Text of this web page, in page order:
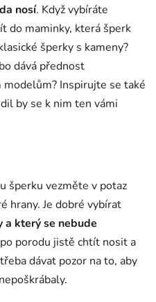
nosí. Když vybíráte
do maminky, která šperk
šperky s kameny?
dává přednost
Inspirujte se také
by se k nim ten vámi
šperku vezměte v potaz
hrany. Je dobré vybírat
a který se nebude
porodu jistě chtít nosit a
dávat pozor na to, aby